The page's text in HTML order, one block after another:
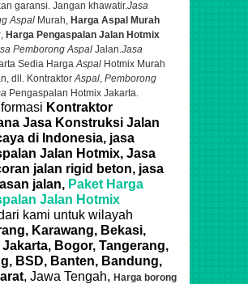
garansi. Jangan khawatir.Jasa
Aspal Murah, Harga Aspal Murah
Harga Pengaspalan Jalan Hotmix
Pemborong Aspal Jalan. Jasa
Sedia Harga Aspal Hotmix Murah
dll. Kontraktor Aspal Pemborong
Pengaspalan Hotmix Jakarta.
Kontraktor
Jasa Konstruksi Jalan
di Indonesia, jasa
Jalan Hotmix, Jasa
jalan rigid beton, jasa
jalan, Paket Harga
Jalan Hotmix
kami untuk wilayah
Karawang, Bekasi,
Jakarta, Bogor, Tangerang,
BSD, Banten, Bandung,
, Jawa Tengah, Harga borong